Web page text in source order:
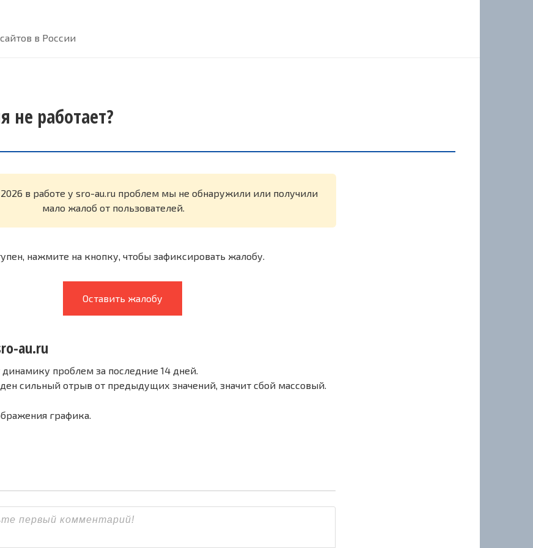
в России
не работает?
2026 в работе у sro-au.ru проблем мы не обнаружили или получили
мало жалоб от пользователей.
нажмите на кнопку, чтобы зафиксировать жалобу.
Оставить жалобу
au.ru
проблем за последние 14 дней.
сильный отрыв от предыдущих значений, значит сбой массовый.
графика.